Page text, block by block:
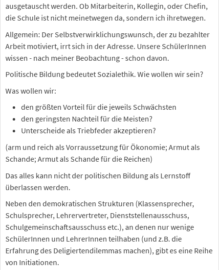
ausgetauscht werden. Ob Mitarbeiterin, Kollegin, oder Chefin,
die Schule ist nicht meinetwegen da, sondern ich ihretwegen.
Allgemein: Der Selbstverwirklichungswunsch, der zu bezahlter
Arbeit motiviert, irrt sich in der Adresse. Unsere SchülerInnen
wissen - nach meiner Beobachtung - schon davon.
Politische Bildung bedeutet Sozialethik. Wie wollen wir sein?
Was wollen wir:
den größten Vorteil für die jeweils Schwächsten
den geringsten Nachteil für die Meisten?
Unterscheide als Triebfeder akzeptieren?
(arm und reich als Vorraussetzung für Ökonomie; Armut als
Schande; Armut als Schande für die Reichen)
Das alles kann nicht der politischen Bildung als Lernstoff
überlassen werden.
Neben den demokratischen Strukturen (Klassensprecher,
Schulsprecher, Lehrervertreter, Dienststellenausschuss,
Schulgemeinschaftsausschuss etc.), an denen nur wenige
SchülerInnen und LehrerInnen teilhaben (und z.B. die
Erfahrung des Deligiertendilemmas machen), gibt es eine Reihe
von Initiationen.